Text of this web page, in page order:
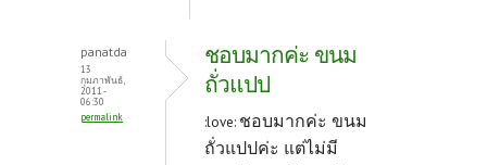
panatda
13
กุมภาพันธ์,
2011 -
06:30
permalink
ชอบมากค่ะ ขนม
ถั่วแปป
:love: ชอบมากค่ะ ขนม
ถั่วแปปค่ะ แต่ไม่มี